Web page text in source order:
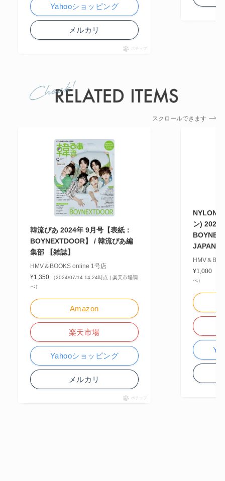
Yahooショッピング
メルカリ
ポチップ
スクロールできます
韓流ぴあ 2024年 9月号【表紙：
BOYNEXTDOOR】 / 韓流ぴあ編
集部 【雑誌】
HMV＆BOOKS online 1号店
¥1,350
（2024/07/14 14:24時点 | 楽天市場調
べ）
Amazon
楽天市場
Yahooショッピング
メルカリ
ポチップ
NYLON
ン) 2024
JAPAN編
HMV＆
¥1,000
べ）